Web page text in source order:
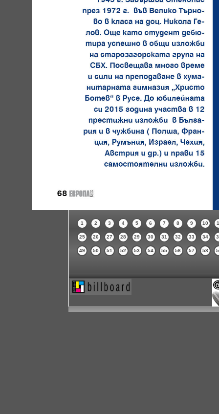
1 2 3 4 5 6 7 8 9 10
25 26 27 28 29 30 31 32 33 34
49 50 51 52 53 54 55 56 57 58